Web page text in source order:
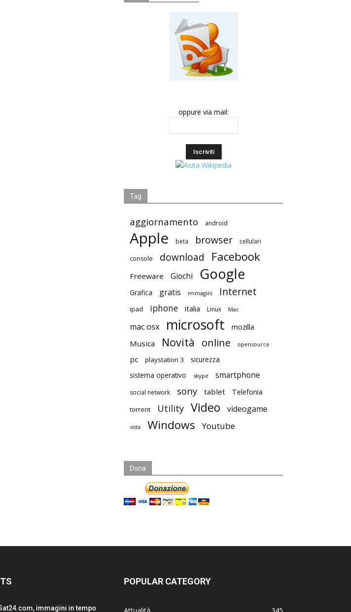
oppure via mail:
Tag
aggiornamento android
Apple beta browser cellulari
console download Facebook
Freeware Giochi Google
Grafica gratis immagini Internet
ipad iphone italia Linux Mac
mac osx microsoft
mozilla
Musica
Novità online opensource
pc playstation 3
sicurezza
sistema operativo
skype smartphone
social network sony tablet Telefonia
torrent Utility Video videogame
vista Windows Youtube
Dona
immagini in tempo
POPULAR CATEGORY